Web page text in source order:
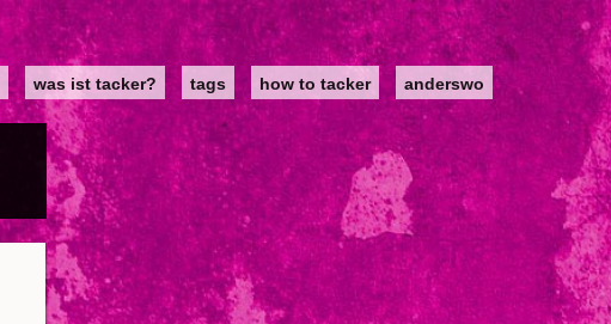
was ist tacker? tags how to tacker anderswo